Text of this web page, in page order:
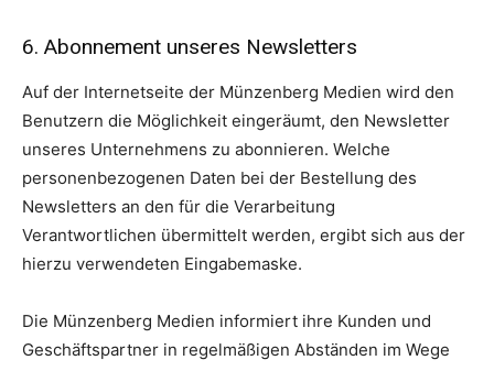
6. Abonnement unseres Newsletters
Auf der Internetseite der Münzenberg Medien wird den
Benutzern die Möglichkeit eingeräumt, den Newsletter
unseres Unternehmens zu abonnieren. Welche
personenbezogenen Daten bei der Bestellung des
Newsletters an den für die Verarbeitung
Verantwortlichen übermittelt werden, ergibt sich aus der
hierzu verwendeten Eingabemaske.
Die Münzenberg Medien informiert ihre Kunden und
Geschäftspartner in regelmäßigen Abständen im Wege